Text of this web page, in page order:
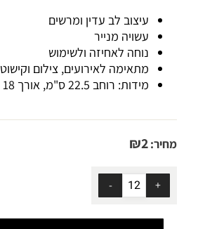
עיצוב לב עדין ומרשים
עשויה מנייר
נוחה לאחיזה ולשימוש
מתאימה לאירועים, צילום וקישוט
מידות: רוחב 22.5 ס"מ, אורך 18 ס"מ ללא הידית
מחיר: ₪2